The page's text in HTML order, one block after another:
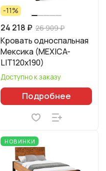
-11%
24 218 ₽ 26 909 ₽
Кровать односпальная
Мексика (MEXICA-
LIT120х190)
Доступно к заказу
Подробнее
НОВИНКИ